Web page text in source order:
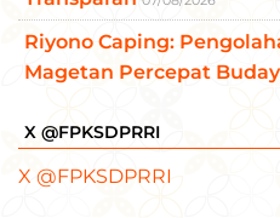
Riyono Caping:
Magetan Percepat
X @FPKSDPRRI
X @FPKSDPRRI